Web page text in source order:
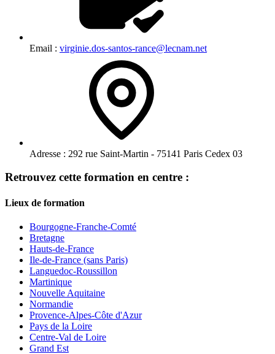
Email : virginie.dos-santos-rance@lecnam.net
Adresse : 292 rue Saint-Martin - 75141 Paris Cedex 03
Retrouvez cette formation en centre :
Lieux de formation
Bourgogne-Franche-Comté
Bretagne
Hauts-de-France
Ile-de-France (sans Paris)
Languedoc-Roussillon
Martinique
Nouvelle Aquitaine
Normandie
Provence-Alpes-Côte d'Azur
Pays de la Loire
Centre-Val de Loire
Grand Est